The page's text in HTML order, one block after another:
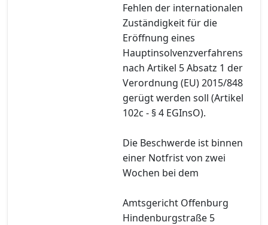
Fehlen der internationalen
Zuständigkeit für die
Eröffnung eines
Hauptinsolvenzverfahrens
nach Artikel 5 Absatz 1 der
Verordnung (EU) 2015/848
gerügt werden soll (Artikel
102c - § 4 EGInsO).
Die Beschwerde ist binnen
einer Notfrist von zwei
Wochen bei dem
Amtsgericht Offenburg
Hindenburgstraße 5